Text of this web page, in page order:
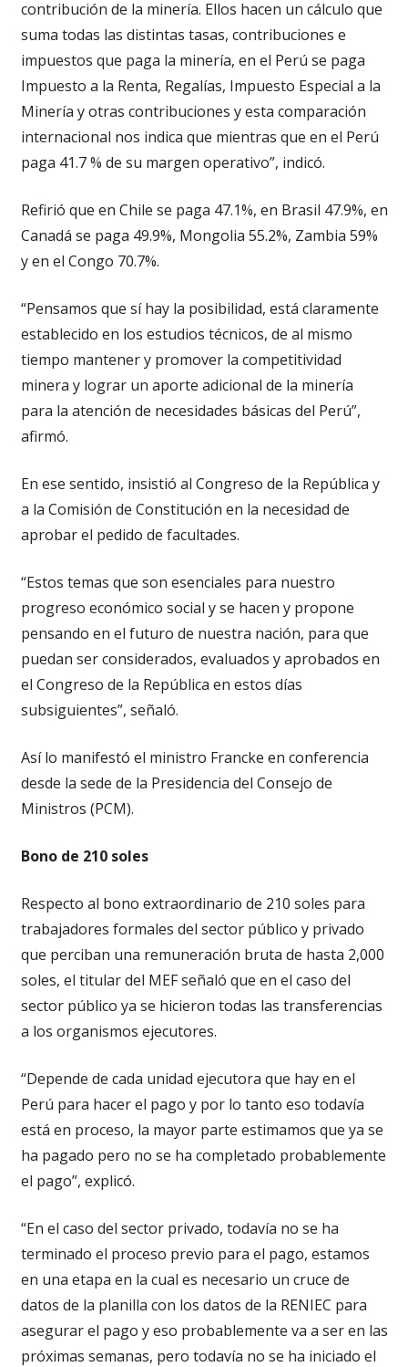
contribución de la minería. Ellos hacen un cálculo que
suma todas las distintas tasas, contribuciones e
impuestos que paga la minería, en el Perú se paga
Impuesto a la Renta, Regalías, Impuesto Especial a la
Minería y otras contribuciones y esta comparación
internacional nos indica que mientras que en el Perú
paga 41.7 % de su margen operativo”, indicó.
Refirió que en Chile se paga 47.1%, en Brasil 47.9%, en
Canadá se paga 49.9%, Mongolia 55.2%, Zambia 59%
y en el Congo 70.7%.
“Pensamos que sí hay la posibilidad, está claramente
establecido en los estudios técnicos, de al mismo
tiempo mantener y promover la competitividad
minera y lograr un aporte adicional de la minería
para la atención de necesidades básicas del Perú”,
afirmó.
En ese sentido, insistió al Congreso de la República y
a la Comisión de Constitución en la necesidad de
aprobar el pedido de facultades.
“Estos temas que son esenciales para nuestro
progreso económico social y se hacen y propone
pensando en el futuro de nuestra nación, para que
puedan ser considerados, evaluados y aprobados en
el Congreso de la República en estos días
subsiguientes”, señaló.
Así lo manifestó el ministro Francke en conferencia
desde la sede de la Presidencia del Consejo de
Ministros (PCM).
Bono de 210 soles
Respecto al bono extraordinario de 210 soles para
trabajadores formales del sector público y privado
que perciban una remuneración bruta de hasta 2,000
soles, el titular del MEF señaló que en el caso del
sector público ya se hicieron todas las transferencias
a los organismos ejecutores.
“Depende de cada unidad ejecutora que hay en el
Perú para hacer el pago y por lo tanto eso todavía
está en proceso, la mayor parte estimamos que ya se
ha pagado pero no se ha completado probablemente
el pago”, explicó.
“En el caso del sector privado, todavía no se ha
terminado el proceso previo para el pago, estamos
en una etapa en la cual es necesario un cruce de
datos de la planilla con los datos de la RENIEC para
asegurar el pago y eso probablemente va a ser en las
próximas semanas, pero todavía no se ha iniciado el